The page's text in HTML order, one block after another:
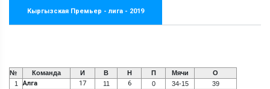
Кыргызская Премьер - лига - 2019
№ Команда И В Н П Мячи
О
1
Алга 17 11 6 0 34-15 39